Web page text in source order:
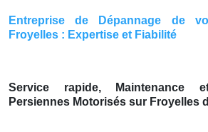
Entreprise de Dépannage de
Froyelles : Expertise et Fiabilité
Service rapide, Maintenance
Persiennes Motorisés sur Froyelles